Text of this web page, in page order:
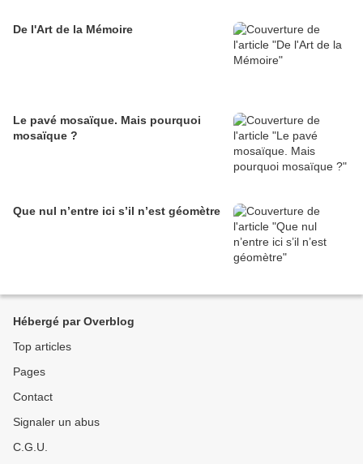
De l'Art de la Mémoire
Le pavé mosaïque. Mais pourquoi
mosaïque ?
Que nul n’entre ici s’il n’est géomètre
Hébergé par Overblog
Top articles
Pages
Contact
Signaler un abus
C.G.U.